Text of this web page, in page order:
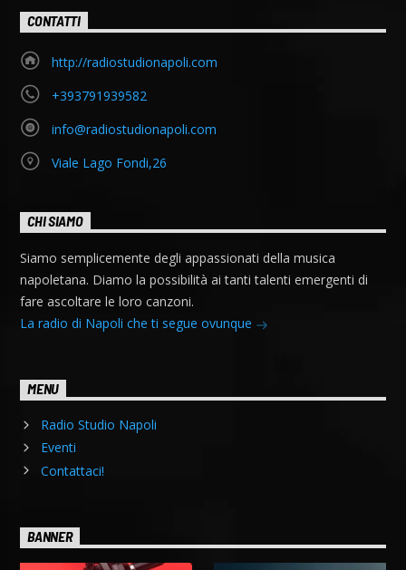
CONTATTI
http://radiostudionapoli.com
+393791939582
info@radiostudionapoli.com
Viale Lago Fondi,26
CHI SIAMO
Siamo semplicemente degli appassionati della musica
napoletana. Diamo la possibilità ai tanti talenti emergenti di
fare ascoltare le loro canzoni.
La radio di Napoli che ti segue ovunque
MENU
Radio Studio Napoli
Eventi
Contattaci!
BANNER